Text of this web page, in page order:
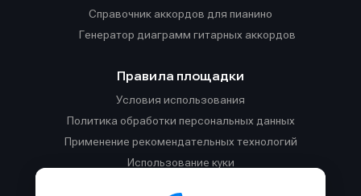
Справочник аккордов для пианино
Генератор диаграмм гитарных аккордов
Правила площадки
Условия использования
Политика обработки персональных данных
Применение рекомендательных технологий
Использование куки